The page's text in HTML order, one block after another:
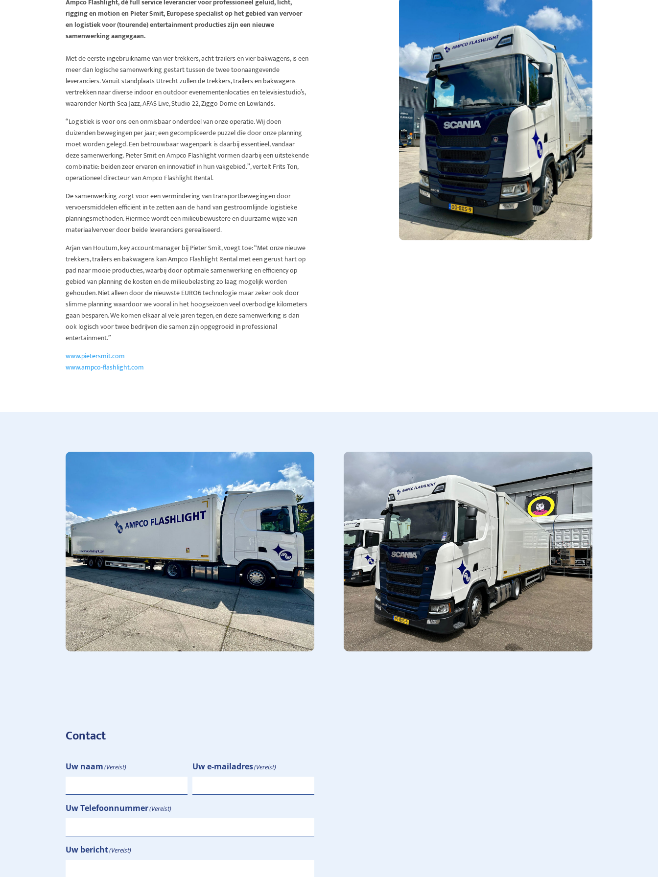
rigging en motion en Pieter Smit, Europese specialist op het gebied van vervoer
en logistiek voor (tourende) entertainment producties zijn een nieuwe
samenwerking aangegaan.
Met de eerste ingebruikname van vier trekkers, acht trailers en vier bakwagens, is een
meer dan logische samenwerking gestart tussen de twee toonaangevende
leveranciers. Vanuit standplaats Utrecht zullen de trekkers, trailers en bakwagens
vertrekken naar diverse indoor en outdoor evenementenlocaties en televisiestudio’s,
waaronder North Sea Jazz, AFAS Live, Studio 22, Ziggo Dome en Lowlands.
“Logistiek is voor ons een onmisbaar onderdeel van onze operatie. Wij doen
duizenden bewegingen per jaar; een gecompliceerde puzzel die door onze planning
moet worden gelegd. Een betrouwbaar wagenpark is daarbij essentieel, vandaar
deze samenwerking. Pieter Smit en Ampco Flashlight vormen daarbij een uitstekende
combinatie: beiden zeer ervaren en innovatief in hun vakgebied.”, vertelt Frits Ton,
operationeel directeur van Ampco Flashlight Rental.
De samenwerking zorgt voor een vermindering van transportbewegingen door
vervoersmiddelen efficiënt in te zetten aan de hand van gestroomlijnde logistieke
planningsmethoden. Hiermee wordt een milieubewustere en duurzame wijze van
materiaalvervoer door beide leveranciers gerealiseerd.
Arjan van Houtum, key accountmanager bij Pieter Smit, voegt toe: “Met onze nieuwe
trekkers, trailers en bakwagens kan Ampco Flashlight Rental met een gerust hart op
pad naar mooie producties, waarbij door optimale samenwerking en efficiency op
gebied van planning de kosten en de milieubelasting zo laag mogelijk worden
gehouden. Niet alleen door de nieuwste EURO6 technologie maar zeker ook door
slimme planning waardoor we vooral in het hoogseizoen veel overbodige kilometers
gaan besparen. We komen elkaar al vele jaren tegen, en deze samenwerking is dan
ook logisch voor twee bedrijven die samen zijn opgegroeid in professional
entertainment.”
www.pietersmit.com
www.ampco-flashlight.com
Contact
Uw naam(Vereist) Uw e-mailadres(Vereist)
Uw Telefoonnummer(Vereist)
Uw bericht(Vereist)